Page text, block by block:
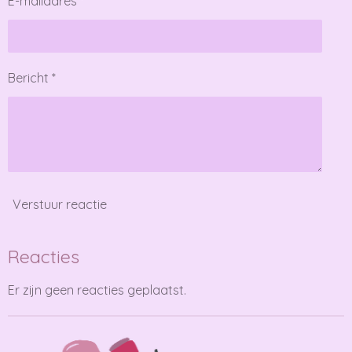
Bericht *
Verstuur reactie
Reacties
Er zijn geen reacties geplaatst.